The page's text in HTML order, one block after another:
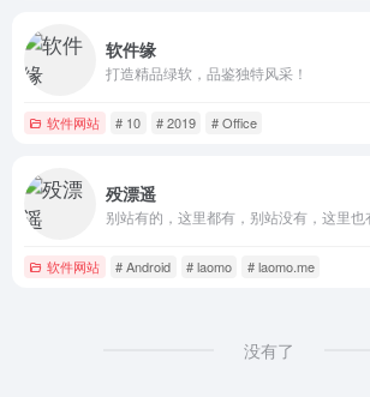
软件缘
打造精品绿软，品鉴独特风采！
软件网站 # 10 # 2019 # Office
殁漂遥
软件网站 # Android # laomo # laomo.me
没有了